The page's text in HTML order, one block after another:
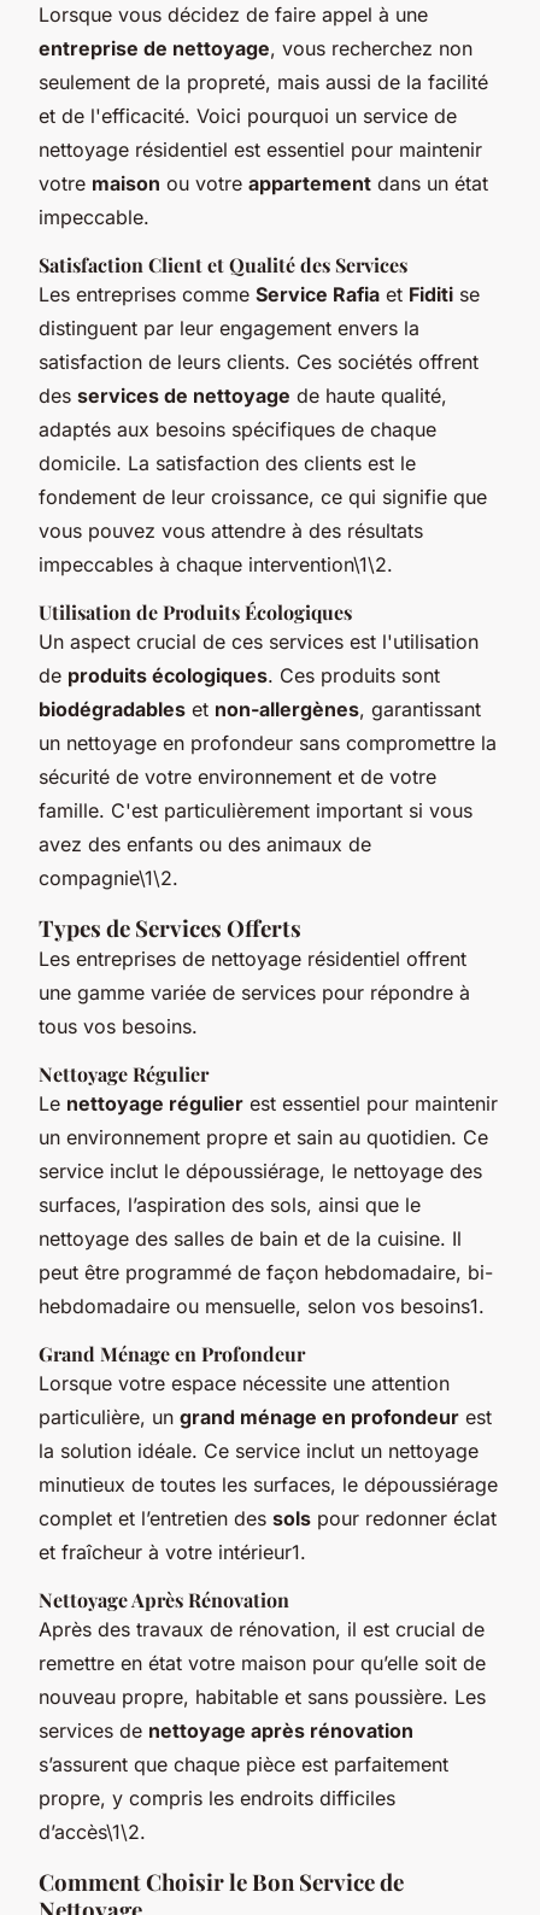
Lorsque vous décidez de faire appel à une
entreprise de nettoyage, vous recherchez non
seulement de la propreté, mais aussi de la facilité
et de l'efficacité. Voici pourquoi un service de
nettoyage résidentiel est essentiel pour maintenir
votre maison ou votre appartement dans un état
impeccable.
Satisfaction Client et Qualité des Services
Les entreprises comme Service Rafia et Fiditi se
distinguent par leur engagement envers la
satisfaction de leurs clients. Ces sociétés offrent
des services de nettoyage de haute qualité,
adaptés aux besoins spécifiques de chaque
domicile. La satisfaction des clients est le
fondement de leur croissance, ce qui signifie que
vous pouvez vous attendre à des résultats
impeccables à chaque intervention\1\2.
Utilisation de Produits Écologiques
Un aspect crucial de ces services est l'utilisation
de produits écologiques. Ces produits sont
biodégradables et non-allergènes, garantissant
un nettoyage en profondeur sans compromettre la
sécurité de votre environnement et de votre
famille. C'est particulièrement important si vous
avez des enfants ou des animaux de
compagnie\1\2.
Types de Services Offerts
Les entreprises de nettoyage résidentiel offrent
une gamme variée de services pour répondre à
tous vos besoins.
Nettoyage Régulier
Le nettoyage régulier est essentiel pour maintenir
un environnement propre et sain au quotidien. Ce
service inclut le dépoussiérage, le nettoyage des
surfaces, l’aspiration des sols, ainsi que le
nettoyage des salles de bain et de la cuisine. Il
peut être programmé de façon hebdomadaire, bi-
hebdomadaire ou mensuelle, selon vos besoins1.
Grand Ménage en Profondeur
Lorsque votre espace nécessite une attention
particulière, un grand ménage en profondeur est
la solution idéale. Ce service inclut un nettoyage
minutieux de toutes les surfaces, le dépoussiérage
complet et l’entretien des sols pour redonner éclat
et fraîcheur à votre intérieur1.
Nettoyage Après Rénovation
Après des travaux de rénovation, il est crucial de
remettre en état votre maison pour qu’elle soit de
nouveau propre, habitable et sans poussière. Les
services de nettoyage après rénovation
s’assurent que chaque pièce est parfaitement
propre, y compris les endroits difficiles
d’accès\1\2.
Comment Choisir le Bon Service de